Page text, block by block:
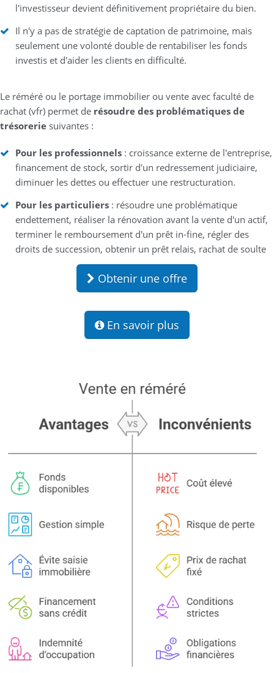
l'investisseur devient définitivement propriétaire du bien.
Il n'y a pas de stratégie de captation de patrimoine, mais
seulement une volonté double de rentabiliser les fonds
investis et d'aider les clients en difficulté.
Le réméré ou le portage immobilier ou vente avec faculté de
rachat (vfr) permet de résoudre des problématiques de
trésorerie suivantes :
Pour les professionnels : croissance externe de l'entreprise,
financement de stock, sortir d'un redressement judiciaire,
diminuer les dettes ou effectuer une restructuration.
Pour les particuliers : résoudre une problématique
endettement, réaliser la rénovation avant la vente d'un actif,
terminer le remboursement d'un prêt in-fine, régler des
droits de succession, obtenir un prêt relais, rachat de soulte
Obtenir une offre
En savoir plus